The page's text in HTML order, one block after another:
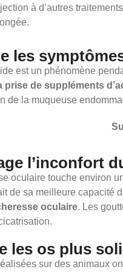
à d’autres
les
est un phénomène
prise de suppléments
de la muqueuse
l’inconfort
oculaire touche environ
de sa meilleure capacité
oculaire. Les
les os plus
sur des animaux